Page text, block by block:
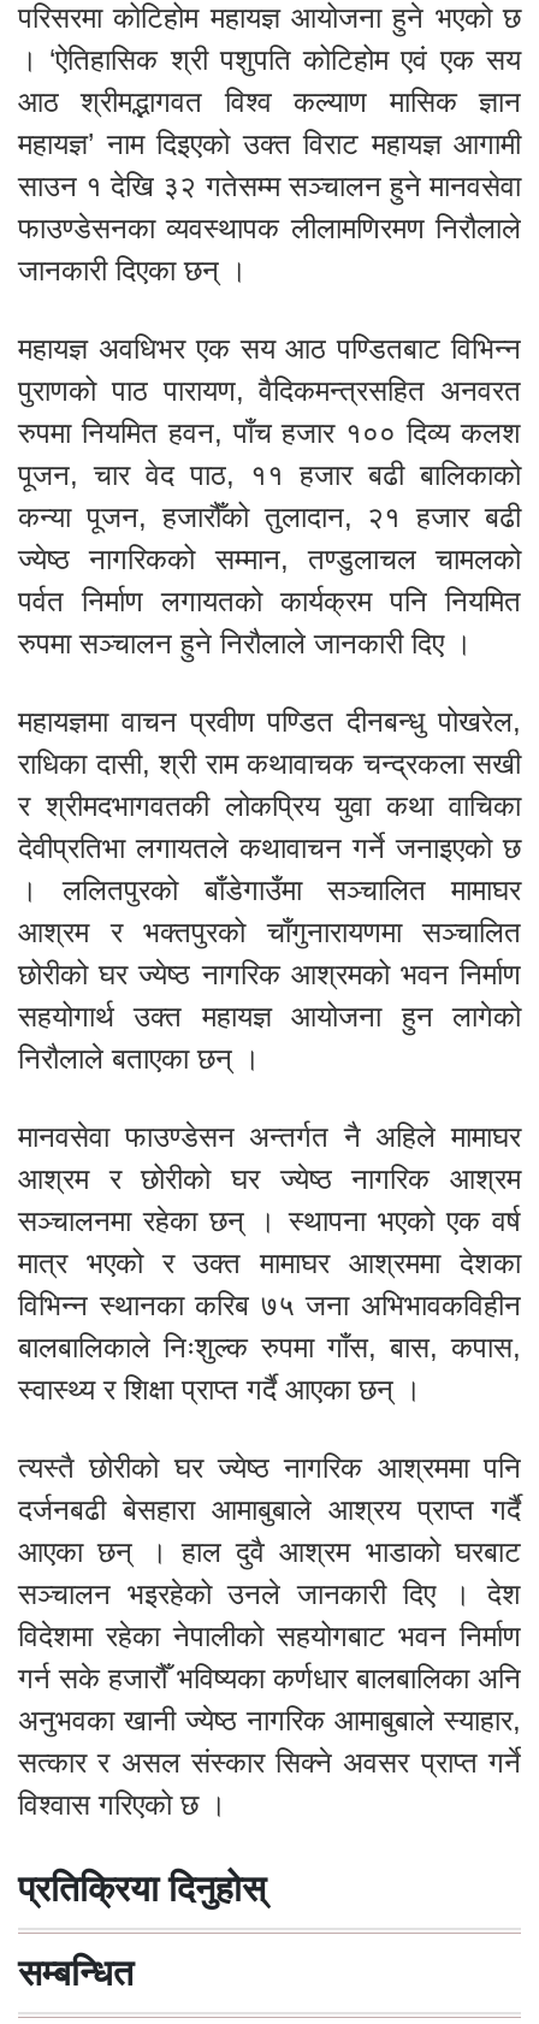
परिसरमा कोटिहोम महायज्ञ आयोजना हुने भएको छ
। ‘ऐतिहासिक श्री पशुपति कोटिहोम एवं एक सय
आठ श्रीमद्भागवत विश्व कल्याण मासिक ज्ञान
महायज्ञ’ नाम दिइएको उक्त विराट महायज्ञ आगामी
साउन १ देखि ३२ गतेसम्म सञ्चालन हुने मानवसेवा
फाउण्डेसनका व्यवस्थापक लीलामणिरमण निरौलाले
जानकारी दिएका छन् ।
महायज्ञ अवधिभर एक सय आठ पण्डितबाट विभिन्न
पुराणको पाठ पारायण, वैदिकमन्त्रसहित अनवरत
रुपमा नियमित हवन, पाँच हजार १०० दिव्य कलश
पूजन, चार वेद पाठ, ११ हजार बढी बालिकाको
कन्या पूजन, हजारौँको तुलादान, २१ हजार बढी
ज्येष्ठ नागरिकको सम्मान, तण्डुलाचल चामलको
पर्वत निर्माण लगायतको कार्यक्रम पनि नियमित
रुपमा सञ्चालन हुने निरौलाले जानकारी दिए ।
महायज्ञमा वाचन प्रवीण पण्डित दीनबन्धु पोखरेल,
राधिका दासी, श्री राम कथावाचक चन्द्रकला सखी
र श्रीमदभागवतकी लोकप्रिय युवा कथा वाचिका
देवीप्रतिभा लगायतले कथावाचन गर्ने जनाइएको छ
। ललितपुरको बाँडेगाउँमा सञ्चालित मामाघर
आश्रम र भक्तपुरको चाँगुनारायणमा सञ्चालित
छोरीको घर ज्येष्ठ नागरिक आश्रमको भवन निर्माण
सहयोगार्थ उक्त महायज्ञ आयोजना हुन लागेको
निरौलाले बताएका छन् ।
मानवसेवा फाउण्डेसन अन्तर्गत नै अहिले मामाघर
आश्रम र छोरीको घर ज्येष्ठ नागरिक आश्रम
सञ्चालनमा रहेका छन् । स्थापना भएको एक वर्ष
मात्र भएको र उक्त मामाघर आश्रममा देशका
विभिन्न स्थानका करिब ७५ जना अभिभावकविहीन
बालबालिकाले निःशुल्क रुपमा गाँस, बास, कपास,
स्वास्थ्य र शिक्षा प्राप्त गर्दै आएका छन् ।
त्यस्तै छोरीको घर ज्येष्ठ नागरिक आश्रममा पनि
दर्जनबढी बेसहारा आमाबुबाले आश्रय प्राप्त गर्दै
आएका छन् । हाल दुवै आश्रम भाडाको घरबाट
सञ्चालन भइरहेको उनले जानकारी दिए । देश
विदेशमा रहेका नेपालीको सहयोगबाट भवन निर्माण
गर्न सके हजारौँ भविष्यका कर्णधार बालबालिका अनि
अनुभवका खानी ज्येष्ठ नागरिक आमाबुबाले स्याहार,
सत्कार र असल संस्कार सिक्ने अवसर प्राप्त गर्ने
विश्वास गरिएको छ ।
प्रतिक्रिया दिनुहोस्
सम्बन्धित